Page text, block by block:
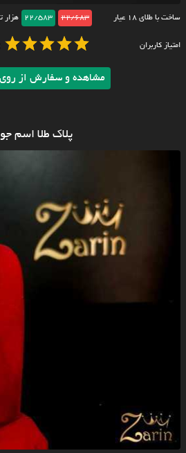
ساخت با طلای ۱۸ عیار 22/683
22/583 هزار
امتیاز کاربران
مشاهده و سفارش از روی
پلاک طلا اسم